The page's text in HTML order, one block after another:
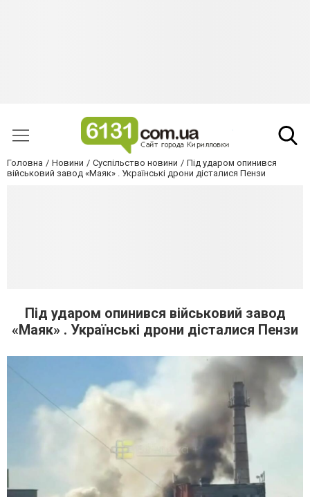
Головна Новини Суспільство новини
Під ударом опинився
військовий завод «Маяк» . Українські дрони дісталися Пензи
Під ударом опинився військовий завод
«Маяк» . Українські дрони дісталися Пензи